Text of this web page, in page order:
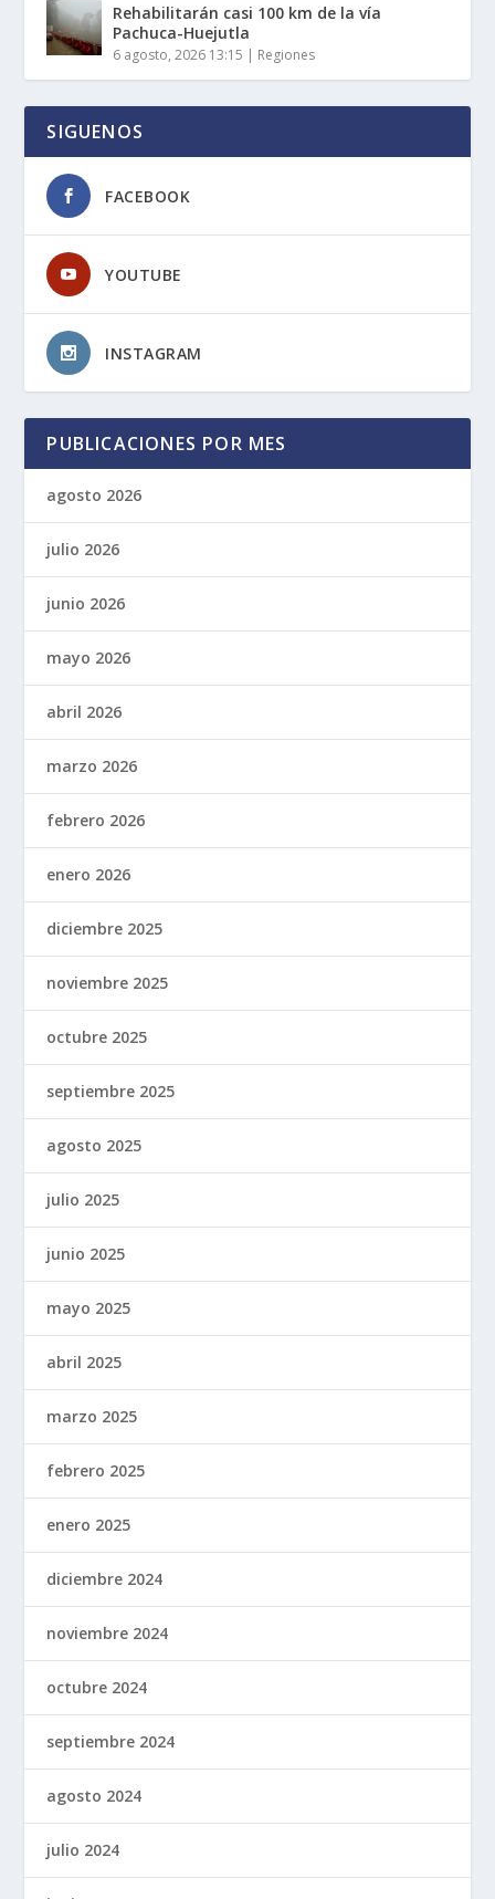
Rehabilitarán casi 100 km de la vía
Pachuca-Huejutla
6 agosto, 2026 13:15 | Regiones
SIGUENOS
FACEBOOK
YOUTUBE
INSTAGRAM
PUBLICACIONES POR MES
agosto 2026
julio 2026
junio 2026
mayo 2026
abril 2026
marzo 2026
febrero 2026
enero 2026
diciembre 2025
noviembre 2025
octubre 2025
septiembre 2025
agosto 2025
julio 2025
junio 2025
mayo 2025
abril 2025
marzo 2025
febrero 2025
enero 2025
diciembre 2024
noviembre 2024
octubre 2024
septiembre 2024
agosto 2024
julio 2024